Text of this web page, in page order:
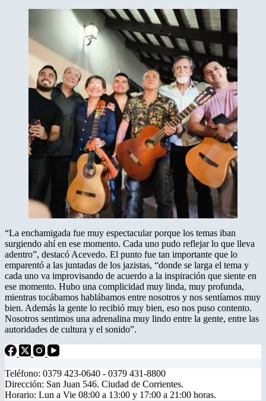
“La enchamigada fue muy espectacular porque los temas iban
surgiendo ahí en ese momento. Cada uno pudo reflejar lo que lleva
adentro”, destacó Acevedo. El punto fue tan importante que lo
emparentó a las juntadas de los jazistas, “donde se larga el tema y
cada uno va improvisando de acuerdo a la inspiración que siente en
ese momento. Hubo una complicidad muy linda, muy profunda,
mientras tocábamos hablábamos entre nosotros y nos sentíamos muy
bien. Además la gente lo recibió muy bien, eso nos puso contento.
Nosotros sentimos una adrenalina muy lindo entre la gente, entre las
autoridades de cultura y el sonido”.
Teléfono: 0379 423-0640 - 0379 431-8800
Dirección: San Juan 546. Ciudad de Corrientes.
Horario: Lun a Vie 08:00 a 13:00 y 17:00 a 21:00 horas.